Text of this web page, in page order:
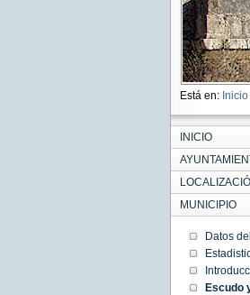
Está en: Inicio
INICIO
MUNICIPIO
Datos
Escudo